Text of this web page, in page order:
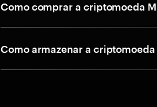
Como comprar a criptomoeda
Como armazenar a